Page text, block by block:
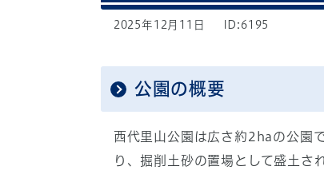
2025年12月11日 ID:6195
公園の概要
西代里山公園は広さ約2haの公園
り、掘削土砂の置場として盛土さ